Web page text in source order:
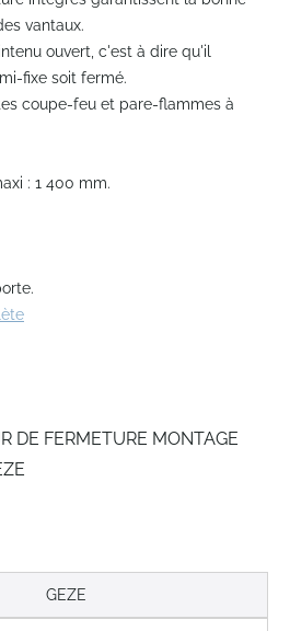
vantaux.
ouvert, c'est à dire qu'il
fixe soit fermé.
coupe-feu et pare-flammes à
: 1 400 mm.
DE FERMETURE MONTAGE
GEZE